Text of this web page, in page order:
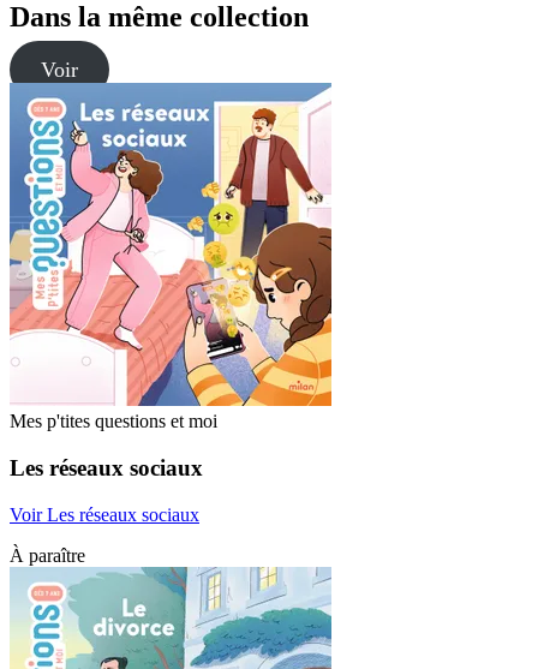
Dans la même collection
Voir
Mes p'tites questions et moi
Les réseaux sociaux
Voir Les réseaux sociaux
À paraître